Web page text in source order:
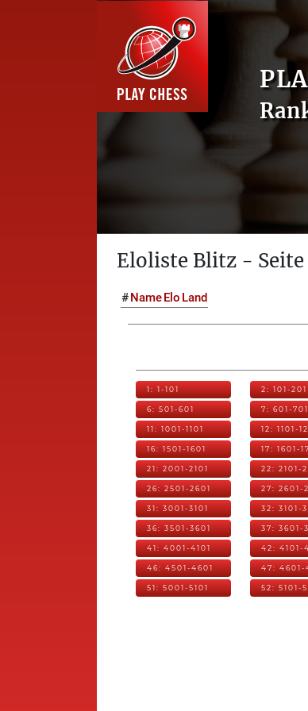
Eloliste Blitz - Seite
#NameElo Land
1: 1-101 2: 101-201
6: 501-601 7: 601-701
11: 1001-1101 12: 1101-
16: 1501-1601 17: 1601-
21: 2001-2101 22: 2101-
26: 2501-2601 27: 2601-
31: 3001-3101 32: 3101-
36: 3501-3601 37: 3601-
41: 4001-4101 42: 4101-
46: 4501-4601 47: 4601-
51: 5001-5101 52: 5101-